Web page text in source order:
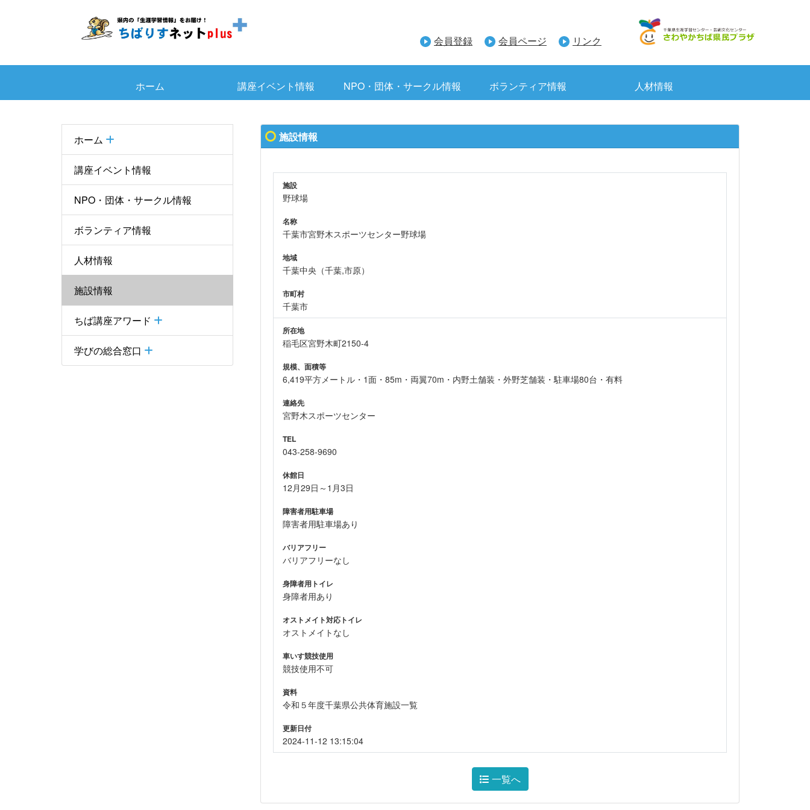
会員登録 会員ページ リンク
ホーム 講座イベント情報 NPO・団体・サークル情報 ボランティア情報 人材情報
ホーム
講座イベント情報
NPO・団体・サークル情報
ボランティア情報
人材情報
施設情報
ちば講座アワード
学びの総合窓口
施設情報
施設
野球場
名称
千葉市宮野木スポーツセンター野球場
地域
千葉中央（千葉,市原）
市町村
千葉市
所在地
稲毛区宮野木町2150-4
規模、面積等
6,419平方メートル・1面・85m・両翼70m・内野土舗装・外野芝舗装・駐車場80台・有料
連絡先
宮野木スポーツセンター
TEL
043-258-9690
休館日
12月29日～1月3日
障害者用駐車場
障害者用駐車場あり
バリアフリー
バリアフリーなし
身障者用トイレ
身障者用あり
オストメイト対応トイレ
オストメイトなし
車いす競技使用
競技使用不可
資料
令和５年度千葉県公共体育施設一覧
更新日付
2024-11-12 13:15:04
一覧へ